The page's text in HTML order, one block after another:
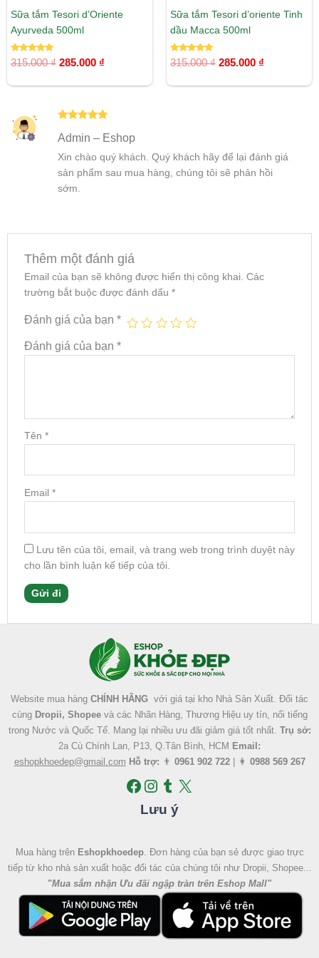
Sữa tắm Tesori d’Oriente
Ayurveda 500ml
Được xếp
hạng
315.000₫ 285.000 ₫
Sữa tắm Tesori d’oriente Tinh
dầu Macca 500ml
Được xếp
hạng
315.000₫ 285.000 ₫
hạng55
Admin – Eshop
Xin chào quý khách. Quý khách hãy để lại đánh giá
sản phẩm sau mua hàng, chúng tôi sẽ phản hồi
sớm.
Thêm một đánh giá
Email của bạn sẽ không được hiển thị công khai. Các
trường bắt buộc được đánh dấu *
Đánh giá của bạn *
Đánh giá của bạn *
Tên *
Email *
Lưu tên của tôi, email, và trang web trong trình duyệt này
cho lần bình luận kế tiếp của tôi.
Website mua hàng CHÍNH HÃNG với giá tại kho Nhà Sản Xuất. Đối tác
cùng Dropii, Shopeevà các Nhãn Hàng, Thương Hiệu uy tín, nổi tiếng
trong Nước và Quốc Tế. Mang lại nhiều ưu đãi giảm giá tốt nhất. Trụ sở:
2a Cù Chính Lan, P13, Q.Tân Bình, HCM Email:
eshopkhoedep@gmail.com Hỗ trợ: 👨 0961 902 722| 👩 0988 569 267
Lưu ý
Mua hàng trên Eshopkhoedep. Đơn hàng của bạn sẻ được giao trực
tiếp từ kho nhà sản xuất hoặc đối tác của chúng tôi như Dropii, Shopee...
"Mua sắm nhận Ưu đãi ngập tràn trên Eshop Mall"